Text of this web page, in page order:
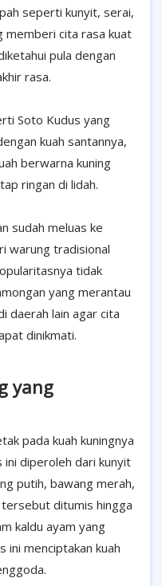
seperti kunyit, serai,
memberi cita rasa kuat
pula dengan
rasa.
Soto Kudus yang
kuah santannya,
berwarna kuning
ringan di lidah.
sudah meluas ke
warung tradisional
tidak
yang merantau
daerah lain agar cita
dinikmati.
yang
pada kuah kuningnya
ini diperoleh dari kunyit
putih, bawang merah,
tersebut ditumis hingga
kaldu ayam yang
ini menciptakan kuah